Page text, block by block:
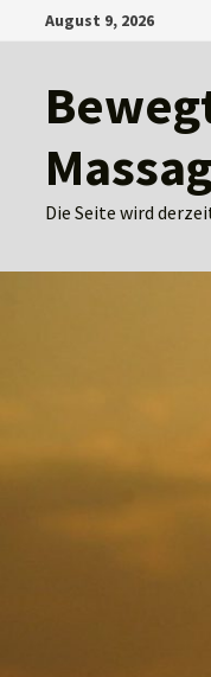
Inhalt
August 9, 2026
Die Seite wird